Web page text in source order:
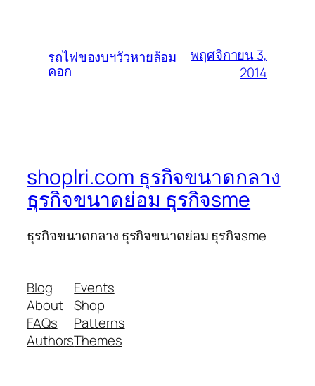
รถไฟของบฯวัวหายล้อม
คอก
พฤศจิกายน 3,
2014
shoplri.com ธุรกิจขนาดกลาง
ธุรกิจขนาดย่อม ธุรกิจsme
ธุรกิจขนาดกลาง ธุรกิจขนาดย่อม ธุรกิจsme
Blog
About
FAQs
Authors
Events
Shop
Patterns
Themes